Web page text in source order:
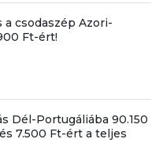
a csodaszép Azori-
Ft-ért!
Dél-Portugáliába 90.150
7.500 Ft-ért a teljes